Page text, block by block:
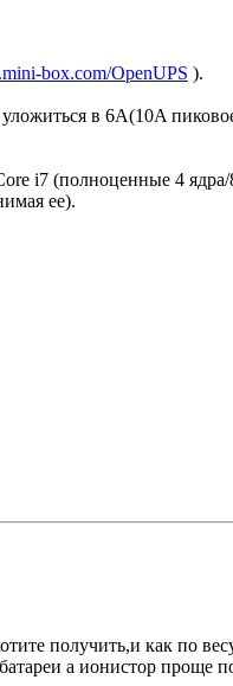
box.com/OpenUPS ).
в 6A(10A
i7 (полноценные 4
ее).
получить,и как по
а ионистор